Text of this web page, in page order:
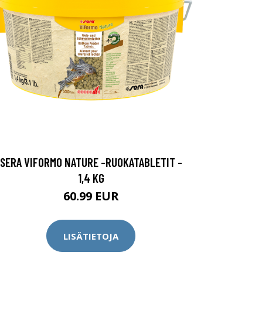
SERA VIFORMO NATURE -RUOKATABLETIT -
1,4 KG
60.99 EUR
LISÄTIETOJA